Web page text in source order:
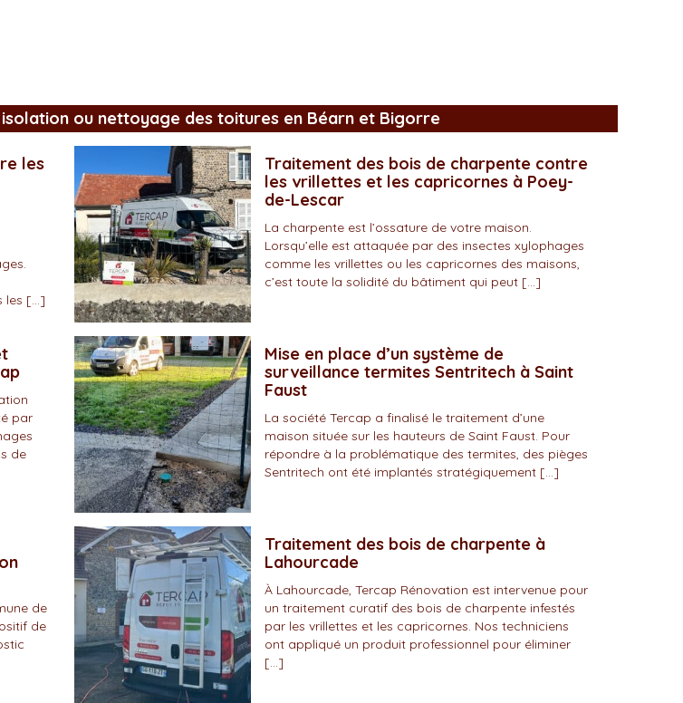
ou nettoyage des toitures en Béarn et Bigorre
les
les […]
Traitement des bois de charpente contre
les vrillettes et les capricornes à Poey-
de-Lescar
La charpente est l’ossature de votre maison.
Lorsqu’elle est attaquée par des insectes xylophages
comme les vrillettes ou les capricornes des maisons,
c’est toute la solidité du bâtiment qui peut […]
par
de
Mise en place d’un système de
surveillance termites Sentritech à Saint
Faust
La société Tercap a finalisé le traitement d’une
maison située sur les hauteurs de Saint Faust. Pour
répondre à la problématique des termites, des pièges
Sentritech ont été implantés stratégiquement […]
de
de
Traitement des bois de charpente à
Lahourcade
À Lahourcade, Tercap Rénovation est intervenue pour
un traitement curatif des bois de charpente infestés
par les vrillettes et les capricornes. Nos techniciens
ont appliqué un produit professionnel pour éliminer
[…]